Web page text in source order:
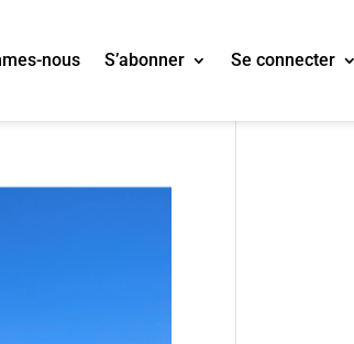
nous S’abonner Se connecter